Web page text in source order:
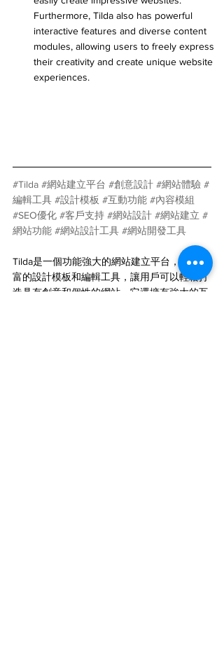
Furthermore, Tilda also has powerful
interactive features and diverse content
modules, allowing users to freely express
their creativity and create unique website
experiences.
#Tilda #網站建立平台 #創意設計 #網站體驗 #
編輯工具 #設計模板 #互動功能 #內容模組
#SEO優化 #客戶支持 #網站設計 #網站建立 #
網站功能 #網站設計工具 #網站開發工具
Tilda是一個功能強大的網站建立平台，提供豐
富的設計模板和編輯工具，讓用戶可以輕鬆打
造具有創意和個性的網站。它還擁有強大的互